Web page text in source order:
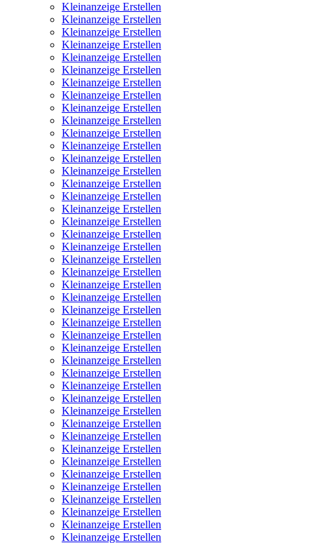
Kleinanzeige Erstellen
Kleinanzeige Erstellen
Kleinanzeige Erstellen
Kleinanzeige Erstellen
Kleinanzeige Erstellen
Kleinanzeige Erstellen
Kleinanzeige Erstellen
Kleinanzeige Erstellen
Kleinanzeige Erstellen
Kleinanzeige Erstellen
Kleinanzeige Erstellen
Kleinanzeige Erstellen
Kleinanzeige Erstellen
Kleinanzeige Erstellen
Kleinanzeige Erstellen
Kleinanzeige Erstellen
Kleinanzeige Erstellen
Kleinanzeige Erstellen
Kleinanzeige Erstellen
Kleinanzeige Erstellen
Kleinanzeige Erstellen
Kleinanzeige Erstellen
Kleinanzeige Erstellen
Kleinanzeige Erstellen
Kleinanzeige Erstellen
Kleinanzeige Erstellen
Kleinanzeige Erstellen
Kleinanzeige Erstellen
Kleinanzeige Erstellen
Kleinanzeige Erstellen
Kleinanzeige Erstellen
Kleinanzeige Erstellen
Kleinanzeige Erstellen
Kleinanzeige Erstellen
Kleinanzeige Erstellen
Kleinanzeige Erstellen
Kleinanzeige Erstellen
Kleinanzeige Erstellen
Kleinanzeige Erstellen
Kleinanzeige Erstellen
Kleinanzeige Erstellen
Kleinanzeige Erstellen
Kleinanzeige Erstellen